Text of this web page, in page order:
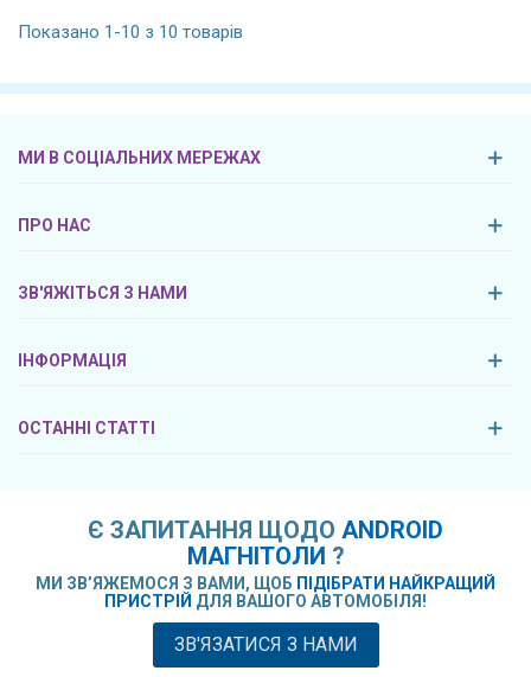
Показано 1-10 з 10 товарів
МИ В СОЦІАЛЬНИХ МЕРЕЖАХ
ПРО НАС
ЗВ'ЯЖІТЬСЯ З НАМИ
ІНФОРМАЦІЯ
ОСТАННІ СТАТТІ
Є ЗАПИТАННЯ ЩОДО ANDROID
МАГНІТОЛИ ?
МИ ЗВ’ЯЖЕМОСЯ З ВАМИ, ЩОБ ПІДІБРАТИ НАЙКРАЩИЙ
ПРИСТРІЙ ДЛЯ ВАШОГО АВТОМОБІЛЯ!
ЗВ'ЯЗАТИСЯ З НАМИ